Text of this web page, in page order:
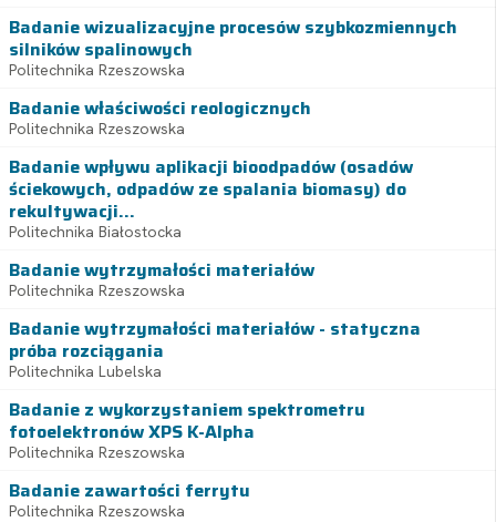
Badanie wizualizacyjne procesów szybkozmiennych
silników spalinowych
Politechnika Rzeszowska
Badanie właściwości reologicznych
Politechnika Rzeszowska
Badanie wpływu aplikacji bioodpadów (osadów
ściekowych, odpadów ze spalania biomasy) do
rekultywacji...
Politechnika Białostocka
Badanie wytrzymałości materiałów
Politechnika Rzeszowska
Badanie wytrzymałości materiałów - statyczna
próba rozciągania
Politechnika Lubelska
Badanie z wykorzystaniem spektrometru
fotoelektronów XPS K-Alpha
Politechnika Rzeszowska
Badanie zawartości ferrytu
Politechnika Rzeszowska